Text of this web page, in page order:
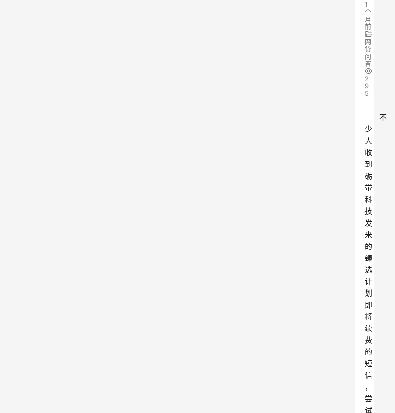
1
个
月
前
网
贷
问
答
2
9
5
不
少
人
收
到
砺
带
科
技
发
来
的
臻
选
计
划
即
将
续
费
的
短
信
，
尝
试